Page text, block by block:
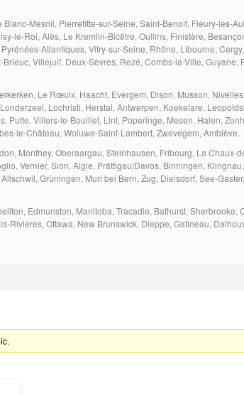
Blanc-Mesnil, Pierrefitte-sur-Seine, Saint-Benoît, Fleury-les-
le-Roi, Alès, Le Kremlin-Bicêtre, Oullins, Finistère,
Atlantiques, Vitry-sur-Seine, Rhône, Libourne,
Villejuif, Deux-Sèvres, Rezé, Combs-la-Ville, Guyane,
Le Rœulx, Haacht, Evergem, Dison, Musson,
Lochristi, Herstal, Antwerpen, Koekelare,
Putte, Villers-le-Bouillet, Lint, Poperinge, Mesen, Halen,
le-Château, Woluwe-Saint-Lambert, Zwevegem, Amblève.
Monthey, Oberaargau, Steinhausen, Fribourg, La Chaux-
Vernier, Sion, Aigle, Prättigau/Davos, Binningen,
Grüningen, Muri bei Bern, Zug, Dielsdorf, See-
Edmunston, Manitoba, Tracadie, Bathurst, Sherbrooke,
Rivieres, Ottawa, New Brunswick, Dieppe, Gatineau,